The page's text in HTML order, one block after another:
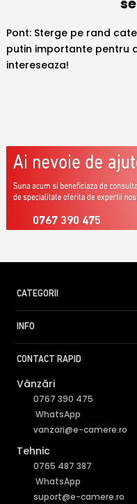
Pont: Sterge pe rand
putin importante pentru
intereseaza!
0767 390 475
CATEGORII
INFO
CONTACT RAPID
Vânzări
0767 390 475
WhatsApp
vanzari@e-camere.ro
Tehnic
0765 487 387
WhatsApp
suport@e-camere.ro